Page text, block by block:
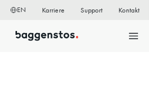
EN Karriere Support Kontakt